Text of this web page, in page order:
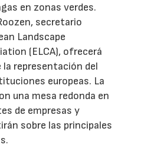
en zonas verdes.
secretario
Landscape
(ELCA), ofrecerá
la representación del
europeas. La
una mesa redonda en
de empresas y
sobre las principales